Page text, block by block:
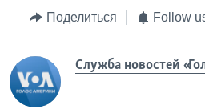
Поделиться Follow
Служба новостей